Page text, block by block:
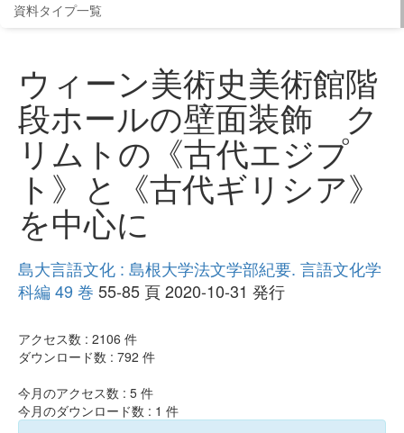
資料タイプ一覧
ウィーン美術史美術館階
段ホールの壁面装飾 ク
リムトの《古代エジプ
ト》と《古代ギリシア》
を中心に
島大言語文化 : 島根大学法文学部紀要. 言語文化学
科編 49 巻 55-85 頁 2020-10-31 発行
アクセス数 : 2106 件
ダウンロード数 : 792 件
今月のアクセス数 : 5 件
今月のダウンロード数 : 1 件